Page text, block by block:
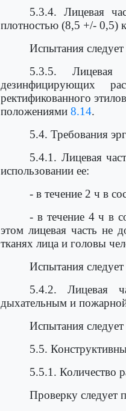
5.3.4. Лицевая
плотностью (8,5 +/- 0,5)
Испытания
5.3.5. Лицевая
дезинфицирующих
ректификованного
положениями 8.14.
5.4. Требования
5.4.1. Лицевая
использовании ее:
- в течение 2 ч в
- в течение 4 ч в
этом лицевая часть не
тканях лица и головы
Испытания
5.4.2. Лицевая
дыхательным и
Испытания
5.5.
5.5.1. Количество
Проверку следует